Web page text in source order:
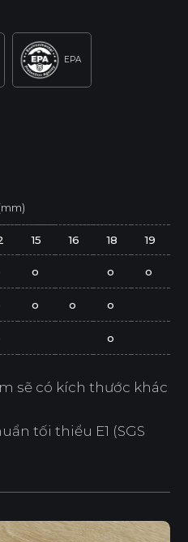
EPA
15 16 18 19
o o o
o o o
o
sẽ có kích thước khác
tối thiểu E1 (SGS